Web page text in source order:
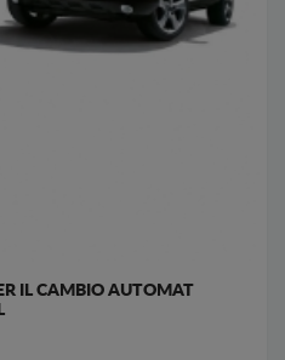
IL CAMBIO AUTOMAT